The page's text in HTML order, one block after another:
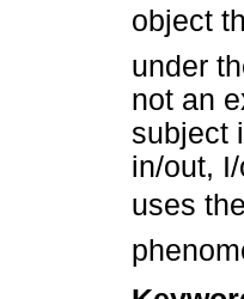
object
under
not an
subject
in/out,
uses